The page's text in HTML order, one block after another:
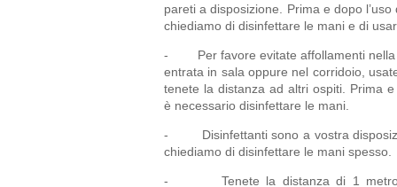
pareti a disposizione. Prima e dopo
chiediamo di disinfettare le mani e di
- Per favore evitate affollamenti nella
entrata in sala oppure nel corridoio,
tenete la distanza ad altri ospiti. Prima
è necessario disinfettare le mani.
- Disinfettanti sono a vostra
chiediamo di disinfettare le mani spesso.
- Tenete la distanza di 1 metro